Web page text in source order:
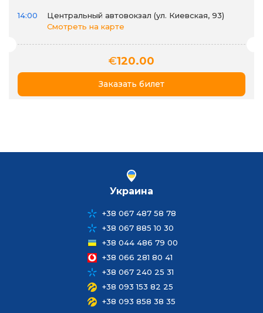
14:00
Центральный автовокзал (ул. Киевская, 93)
Смотреть на карте
€120.00
Заказать билет
Украина
+38 067 487 58 78
+38 067 885 10 30
+38 044 486 79 00
+38 066 281 80 41
+38 067 240 25 31
+38 093 153 82 25
+38 093 858 38 35